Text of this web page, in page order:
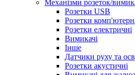
Механізми розеток/
Розетки USB
Розетки
Розетки електричні
Вимикачі
Інше
Датчики руху та
Розетки акустичні